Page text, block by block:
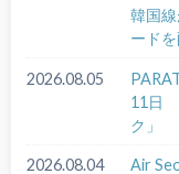
韓国
ード
2026.08.05
11日
ク」
2026.08.04
Air